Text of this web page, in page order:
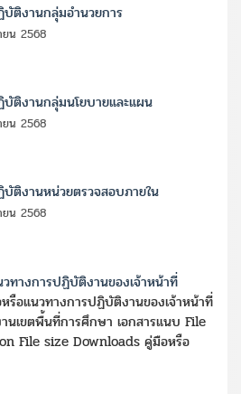
ติงานกลุ่มอำนวยการ
น 2568
ติงานกลุ่มนโยบายและแผน
น 2568
ติงานหน่วยตรวจสอบภายใน
น 2568
ทางการปฏิบัติงานของเจ้าหน้าที่
รือแนวทางการปฏิบัติงานของเจ้าหน้าที่
นเขตพื้นที่การศึกษา เอกสารแนบ File
File size Downloads คู่มือหรือ